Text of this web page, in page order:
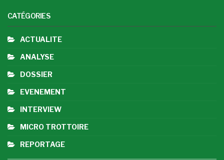
CATÉGORIES
ACTUALITE
ANALYSE
DOSSIER
EVENEMENT
INTERVIEW
MICRO TROTTOIRE
REPORTAGE